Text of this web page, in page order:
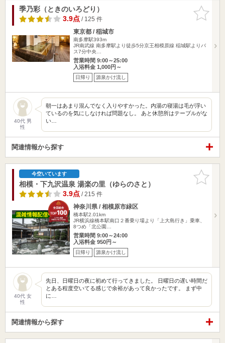
お気に入
りに追加
季乃彩（ときのいろどり）
3.9点/ 125 件
東京都 / 稲城市
南多摩駅393m
JR南武線 南多摩駅より徒歩5分京王相模原線 稲城駅よりバ
ス7分中央…
営業時間 9:00～25:00
入浴料金 1,000円～
日帰り 源泉かけ流し
40代 男
性
朝一はあまり混んでなく入りやすかった。内湯の寝湯は毛が浮い
ているのを気にしなければ問題なし。 あと休憩所はテーブルがな
い…
関連情報から探す
お気に入
りに追加
今空いています
相模・下九沢温泉 湯楽の里（ゆらのさと）
3.9点/ 215 件
神奈川県 / 相模原市緑区
橋本駅2.01km
JR横浜線橋本駅南口２番乗り場より「上大島行き」乗車、
8つめ「北公園…
営業時間 9:00～24:00
入浴料金 950円～
日帰り 源泉かけ流し
40代 女
性
先日、日曜日の夜に初めて行ってきました。 日曜日の遅い時間だ
とある程度空いてる感じで余裕があって良かったです。 まず中
に…
関連情報から探す